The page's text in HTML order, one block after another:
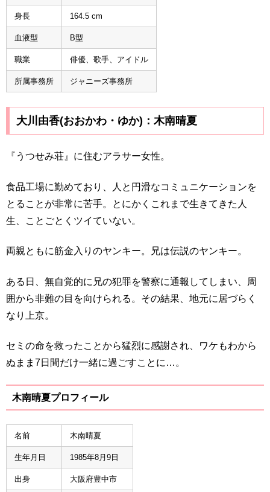
身長 164.5 cm
血液型 B型
職業 俳優、歌手、アイドル
所属事務所 ジャニーズ事務所
大川由香(おおかわ・ゆか)：木南晴夏
『うつせみ荘』に住むアラサー女性。
食品工場に勤めており、人と円滑なコミュニケーションを
とることが非常に苦手。とにかくこれまで生きてきた人
生、ことごとくツイていない。
両親ともに筋金入りのヤンキー。兄は伝説のヤンキー。
ある日、無自覚的に兄の犯罪を警察に通報してしまい、周
囲から非難の目を向けられる。その結果、地元に居づらく
なり上京。
セミの命を救ったことから猛烈に感謝され、ワケもわから
ぬまま7日間だけ一緒に過ごすことに…。
木南晴夏プロフィール
名前 木南晴夏
生年月日 1985年8月9日
出身 大阪府豊中市